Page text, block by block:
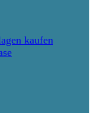
kaufen